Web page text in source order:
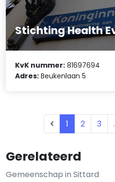
Gerelateerd
Gemeenschap in Sittard
Stichting Health
KvK nummer: 81697694
Adres: Beukenlaan 5
1 2 3